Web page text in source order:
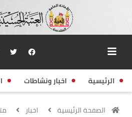
الرئيسية اخبار ونشاطات
الصفحة الرئيسية اخبار